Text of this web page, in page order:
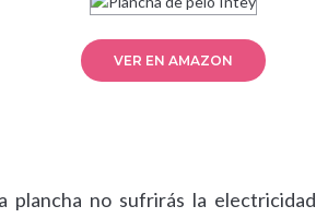
VER EN AMAZON
plancha no sufrirás la electricidad